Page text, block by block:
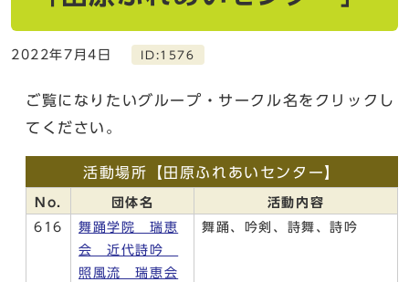
2022年7月4日 ID:1576
ご覧になりたいグループ・サークル名をクリックし
てください。
活動場所【田原ふれあいセンター】
No. 団体名
活動内容
616
舞踊学院 瑞恵
会 近代詩吟
照風流 瑞恵会
舞踊、吟剣、詩舞、詩吟